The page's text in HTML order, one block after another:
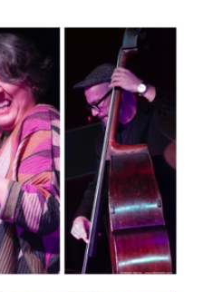
TORTOSA,
ANUAL
DEL